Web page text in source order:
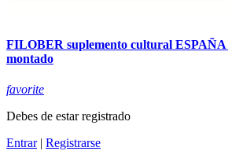
FILOBER suplemento cultural ESPAÑA
montado
favorite
Debes de estar registrado
Entrar| Registrarse